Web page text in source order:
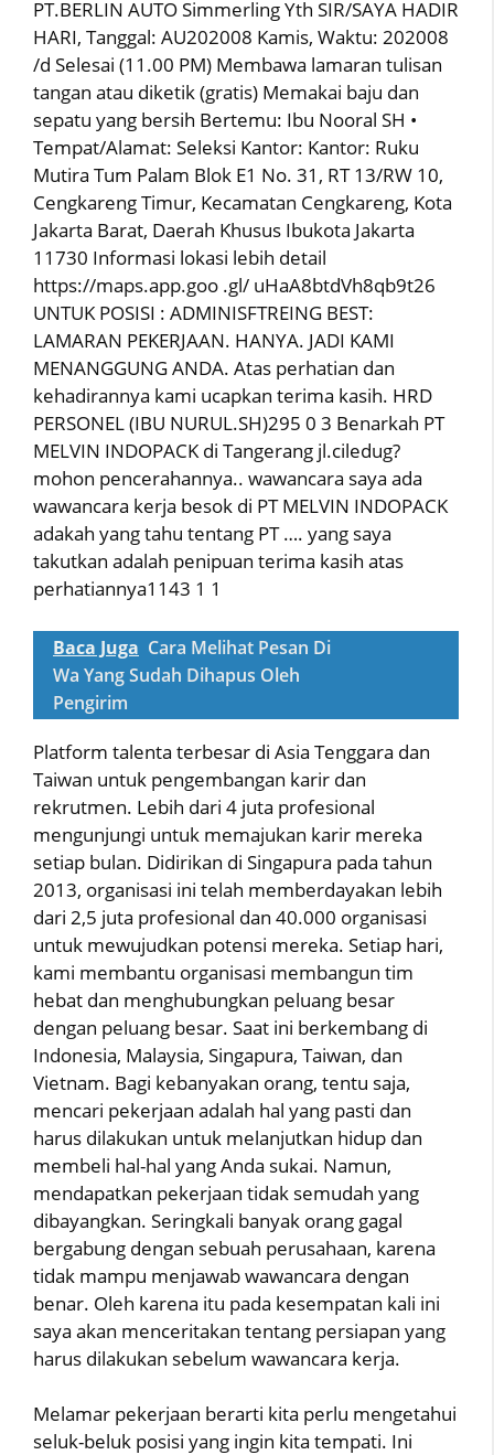
PT.BERLIN AUTO Simmerling Yth SIR/SAYA HADIR
HARI, Tanggal: AU202008 Kamis, Waktu: 202008
/d Selesai (11.00 PM) Membawa lamaran tulisan
tangan atau diketik (gratis) Memakai baju dan
sepatu yang bersih Bertemu: Ibu Nooral SH •
Tempat/Alamat: Seleksi Kantor: Kantor: Ruku
Mutira Tum Palam Blok E1 No. 31, RT 13/RW 10,
Cengkareng Timur, Kecamatan Cengkareng, Kota
Jakarta Barat, Daerah Khusus Ibukota Jakarta
11730 Informasi lokasi lebih detail
https://maps.app.goo .gl/ uHaA8btdVh8qb9t26
UNTUK POSISI : ADMINISFTREING BEST:
LAMARAN PEKERJAAN. HANYA. JADI KAMI
MENANGGUNG ANDA. Atas perhatian dan
kehadirannya kami ucapkan terima kasih. HRD
PERSONEL (IBU NURUL.SH)295 0 3 Benarkah PT
MELVIN INDOPACK di Tangerang jl.ciledug?
mohon pencerahannya.. wawancara saya ada
wawancara kerja besok di PT MELVIN INDOPACK
adakah yang tahu tentang PT …. yang saya
takutkan adalah penipuan terima kasih atas
perhatiannya1143 1 1
Baca Juga Cara Melihat Pesan Di
Wa Yang Sudah Dihapus Oleh
Pengirim
Platform talenta terbesar di Asia Tenggara dan
Taiwan untuk pengembangan karir dan
rekrutmen. Lebih dari 4 juta profesional
mengunjungi untuk memajukan karir mereka
setiap bulan. Didirikan di Singapura pada tahun
2013, organisasi ini telah memberdayakan lebih
dari 2,5 juta profesional dan 40.000 organisasi
untuk mewujudkan potensi mereka. Setiap hari,
kami membantu organisasi membangun tim
hebat dan menghubungkan peluang besar
dengan peluang besar. Saat ini berkembang di
Indonesia, Malaysia, Singapura, Taiwan, dan
Vietnam. Bagi kebanyakan orang, tentu saja,
mencari pekerjaan adalah hal yang pasti dan
harus dilakukan untuk melanjutkan hidup dan
membeli hal-hal yang Anda sukai. Namun,
mendapatkan pekerjaan tidak semudah yang
dibayangkan. Seringkali banyak orang gagal
bergabung dengan sebuah perusahaan, karena
tidak mampu menjawab wawancara dengan
benar. Oleh karena itu pada kesempatan kali ini
saya akan menceritakan tentang persiapan yang
harus dilakukan sebelum wawancara kerja.
Melamar pekerjaan berarti kita perlu mengetahui
seluk-beluk posisi yang ingin kita tempati. Ini